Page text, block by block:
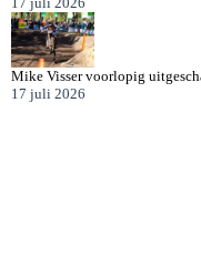
Mike Visser voorlopig
17 juli 2026